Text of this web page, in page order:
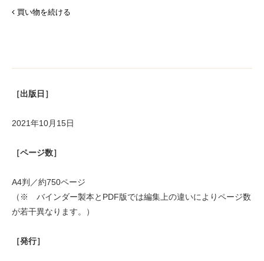
買い物を続ける
［出版日］
2021年10月15日
［ページ数］
A4判／約750ページ
（※ バインダー製本とPDF版では編集上の違いによりページ数
が若干異なります。）
［発行］